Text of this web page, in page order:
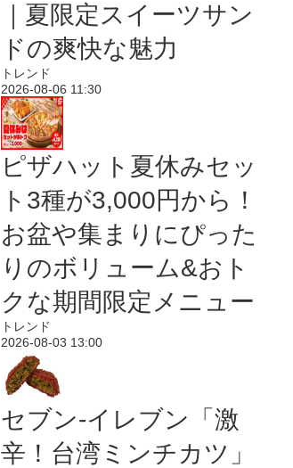
｜夏限定スイーツサン
ドの爽快な魅力
トレンド
2026-08-06 11:30
ピザハット夏休みセッ
ト3種が3,000円から！
お盆や集まりにぴった
りのボリューム&おト
クな期間限定メニュー
トレンド
2026-08-03 13:00
セブン-イレブン「激
辛！台湾ミンチカツ」